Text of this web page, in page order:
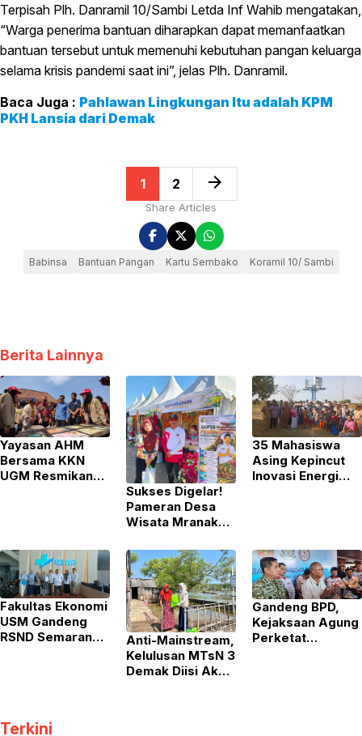
Terpisah Plh. Danramil 10/Sambi Letda Inf Wahib mengatakan,
“Warga penerima bantuan diharapkan dapat memanfaatkan
bantuan tersebut untuk memenuhi kebutuhan pangan keluarga
selama krisis pandemi saat ini”, jelas Plh. Danramil.
Pahlawan Lingkungan Itu adalah KPM
PKH Lansia dari Demak
1 2 arrow_forward
Share Articles
Babinsa Bantuan Pangan Kartu Sembako Koramil 10/ Sambi
Berita Lainnya
Yayasan AHM
Bersama KKN
UGM Resmikan
Berkelanjutan di
Klaten
Sukses Digelar!
Pameran Desa
Wisata Mranak
Promosi
Unggulan Demak
35 Mahasiswa
Asing Kepincut
Inovasi Energi
Fakultas Ekonomi
USM Gandeng
RSND Semarang,
Anti-Mainstream,
Kelulusan MTsN 3
Demak Diisi Aksi
Gandeng BPD,
Kejaksaan Agung
Perketat
Terkini